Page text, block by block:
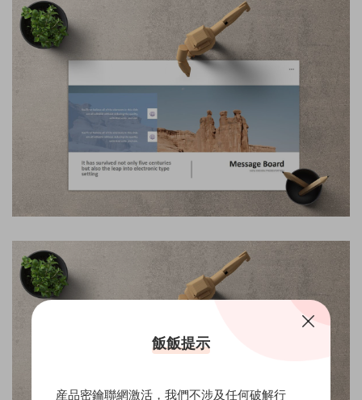
飯飯提示
産品密鑰聯網激活，我們不涉及任何破解行